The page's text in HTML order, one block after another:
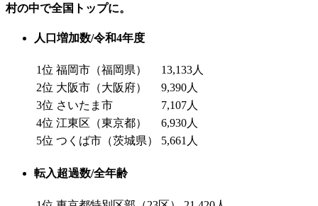
村の中で全国トップに。
人口増加数/令和4年度
1位 福岡市（福岡県）
13,133人
2位 大阪市（大阪府）
9,390人
3位 さいたま市
7,107人
4位 江東区（東京都）
6,930人
5位 つくば市（茨城県） 5,661人
転入超過数/全年齢